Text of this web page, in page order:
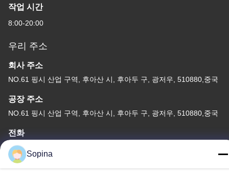
작업 시간
8:00-20:00
우리 주소
회사 주소
NO.61 핑시 산업 구역, 후아산 시, 후아두 구, 광저우, 510880,중국
공장 주소
NO.61 핑시 산업 구역, 후아산 시, 후아두 구, 광저우, 510880,중국
전화
86-13539447986
Sopina